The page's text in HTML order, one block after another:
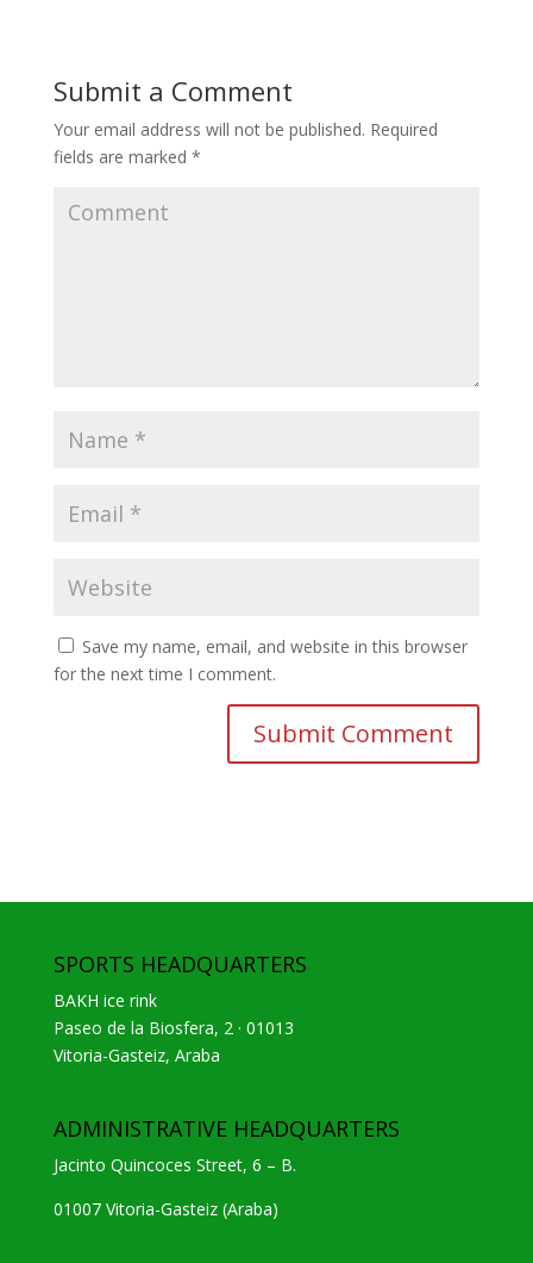
Submit a Comment
Your email address will not be published. Required
fields are marked *
Save my name, email, and website in this browser
for the next time I comment.
SPORTS HEADQUARTERS
BAKH ice rink
Paseo de la Biosfera, 2 · 01013
Vitoria-Gasteiz, Araba
ADMINISTRATIVE HEADQUARTERS
Jacinto Quincoces Street, 6 – B.
01007 Vitoria-Gasteiz (Araba)